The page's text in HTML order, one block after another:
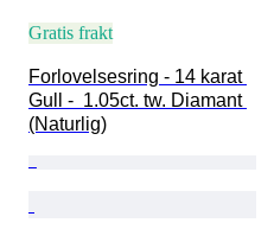
Gratis frakt
Forlovelsesring - 14 karat
Gull -  1.05ct. tw. Diamant
(Naturlig)